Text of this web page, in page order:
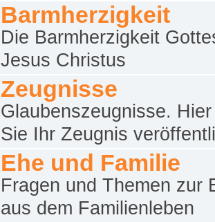
Barmherzigkeit
Die Barmherzigkeit
Jesus Christus
Zeugnisse
Glaubenszeugnisse.
Sie Ihr Zeugnis
Ehe und Familie
Fragen und Themen zur
aus dem Familienleben